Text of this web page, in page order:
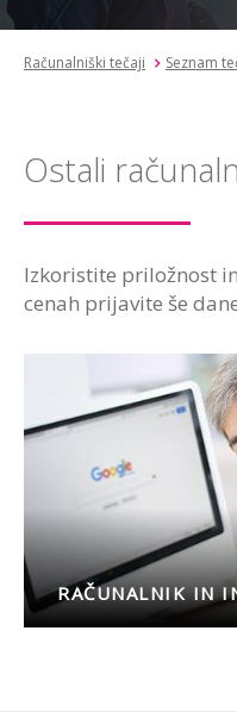
Računalniški tečaji Seznam
Ostali
Izkoristite priložnost
cenah prijavite še
RAČUNALNIK IN